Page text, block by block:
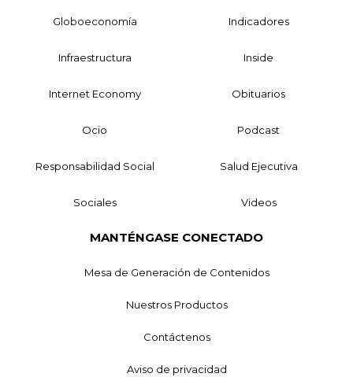
Globoeconomía Indicadores
Infraestructura Inside
Internet Economy Obituarios
Ocio Podcast
Responsabilidad Social Salud Ejecutiva
Sociales Videos
MANTÉNGASE CONECTADO
Mesa de Generación de Contenidos
Nuestros Productos
Contáctenos
Aviso de privacidad